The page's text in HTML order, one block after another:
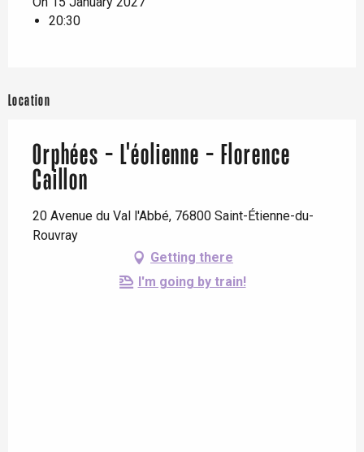
20:30
Location
Orphées - L'éolienne - Florence
Caillon
20 Avenue du Val l'Abbé, 76800 Saint-Étienne-du-
Rouvray
Getting there
I'm going by train!